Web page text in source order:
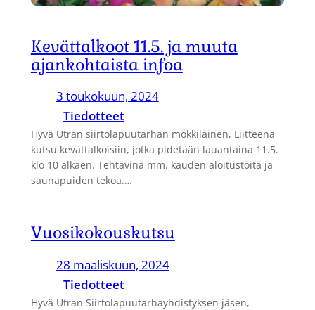
Kevättalkoot 11.5. ja muuta
ajankohtaista infoa
3 toukokuun, 2024
Tiedotteet
Hyvä Utran siirtolapuutarhan mökkiläinen, Liitteenä
kutsu kevättalkoisiin, jotka pidetään lauantaina 11.5.
klo 10 alkaen. Tehtävinä mm. kauden aloitustöitä ja
saunapuiden tekoa.…
Vuosikokouskutsu
28 maaliskuun, 2024
Tiedotteet
Hyvä Utran Siirtolapuutarhayhdistyksen jäsen,